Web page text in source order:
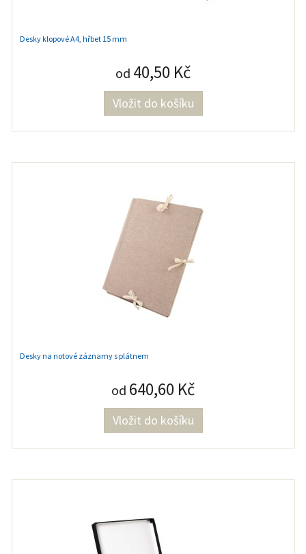
Desky klopové A4, hřbet 15 mm
od 40,50 Kč
Desky na notové záznamy s plátnem
od 640,60 Kč